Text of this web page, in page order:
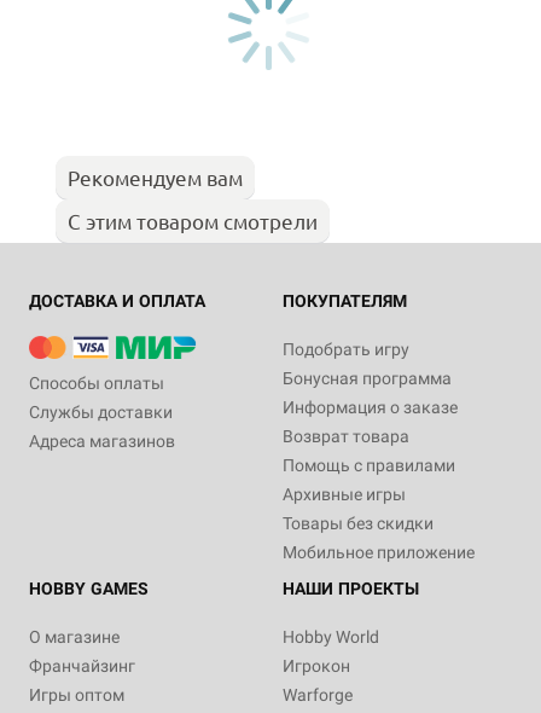
Рекомендуем вам
С этим товаром смотрели
ДОСТАВКА И ОПЛАТА
Способы оплаты
Службы доставки
Адреса магазинов
ПОКУПАТЕЛЯМ
Подобрать игру
Бонусная программа
Информация о заказе
Возврат товара
Помощь с правилами
Архивные игры
Товары без скидки
Мобильное приложение
HOBBY GAMES
О магазине
Франчайзинг
Игры оптом
НАШИ ПРОЕКТЫ
Hobby World
Игрокон
Warforge